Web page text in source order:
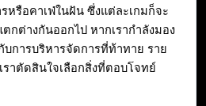
หรือคาเฟ่ในฝัน ซึ่งแต่ละเกมก็จะ
กต่างกันออกไป หากเรากำลังมอง
การบริหารจัดการที่ท้าทาย ราย
ราตัดสินใจเลือกสิ่งที่ตอบโจทย์